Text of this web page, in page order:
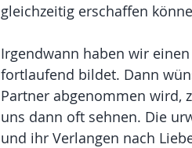
gleichzeitig erschaffen
Irgendwann haben wir
fortlaufend bildet. Dann
Partner abgenommen wird,
uns dann oft sehnen. Die
und ihr Verlangen nach